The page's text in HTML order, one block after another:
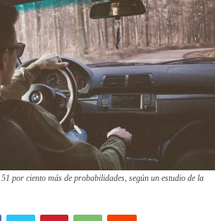
por ciento más de probabilidades, según un estudio de la